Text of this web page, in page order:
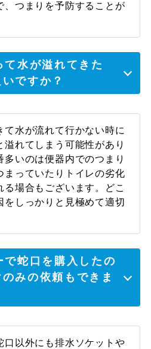
、つまりを予防することが
水が溢れてきた
ですか？
て水が流れて行かない時に
れてしまう可能性があり
多いのは便器内でのつまり
まっていたりトイレの劣化
る場合もございます。どこ
をしっかりと見極めて適切
蛇口を購入したの
みの依頼もできま
口以外にも排水ソケットや